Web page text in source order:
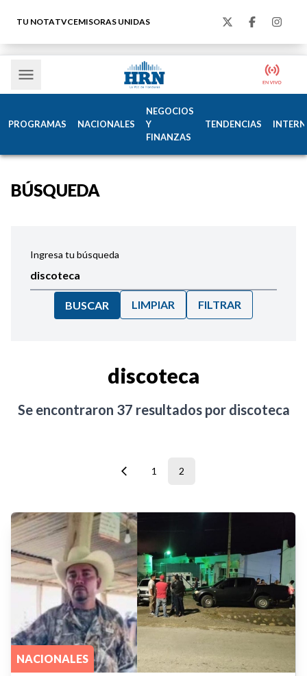
TU NOTATVCEMISORAS UNIDAS
PROGRAMAS NACIONALES
NEGOCIOS
Y
FINANZAS
TENDENCIAS
BÚSQUEDA
Ingresa tu búsqueda
BUSCAR LIMPIAR FILTRAR
discoteca
Se encontraron 37 resultados por discoteca
1 2
NACIONALES